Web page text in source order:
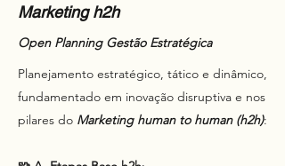
Marketing h2h
Open Planning Gestão Estratégica
Planejamento estratégico, tático e dinâmico,
fundamentado em inovação disruptiva e nos
pilares do Marketing human to human (h2h):